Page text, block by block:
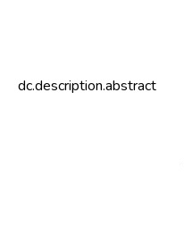
dc.description.abstract